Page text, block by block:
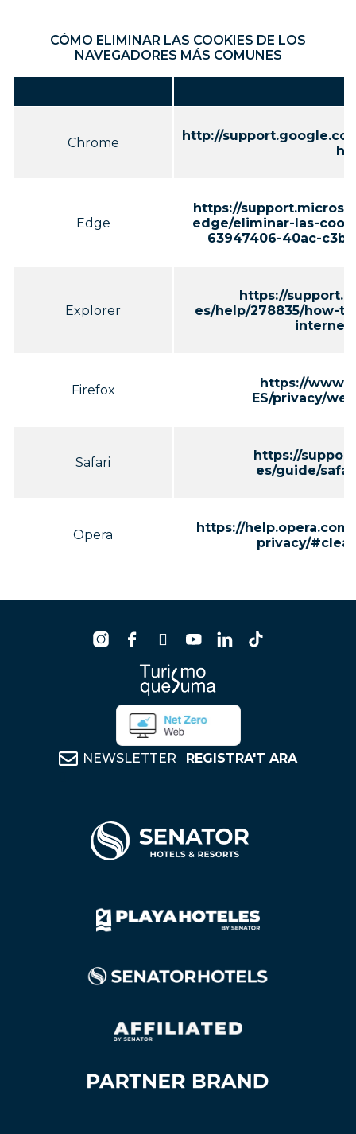
CÓMO ELIMINAR LAS COOKIES DE LOS
NAVEGADORES MÁS COMUNES
Chrome
http://
Edge
https://
edge/eliminar-las-
63947406-40ac-
Explorer
https://
es/help/278835/how-
Firefox
https://
ES/privacy/
Safari
https://
es/guide/
Opera
https://
privacy/
NEWSLETTER REGISTRA'T ARA